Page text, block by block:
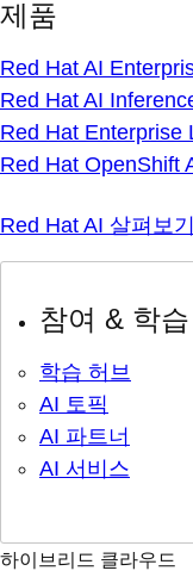
제품
Red Hat AI
Red Hat AI
Red Hat Enterprise
Red Hat OpenShift
Red Hat AI 살펴보기
참여 & 학습
학습 허브
AI 토픽
AI 파트너
AI 서비스
하이브리드 클라우드